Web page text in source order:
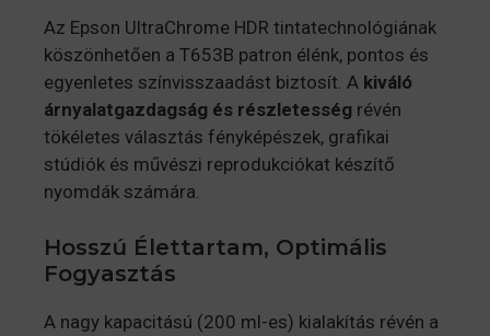
Az Epson UltraChrome HDR tintatechnológiának
köszönhetően a T653B patron élénk, pontos és
egyenletes színvisszaadást biztosít. A kiváló
árnyalatgazdagság és részletesség révén
tökéletes választás fényképészek, grafikai
stúdiók és művészi reprodukciókat készítő
nyomdák számára.
Hosszú Élettartam, Optimális
Fogyasztás
A nagy kapacitású (200 ml-es) kialakítás révén a